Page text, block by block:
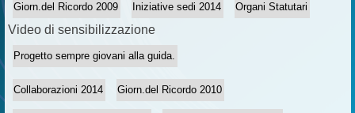
Giorn.del Ricordo 2009 Iniziative sedi 2014 Organi Statutari
Video di sensibilizzazione
Progetto sempre giovani alla guida.
Collaborazioni 2014 Giorn.del Ricordo 2010